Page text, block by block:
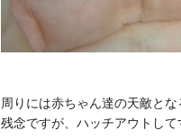
周りには赤ちゃん達の天敵と
残念ですが、ハッチアウトし